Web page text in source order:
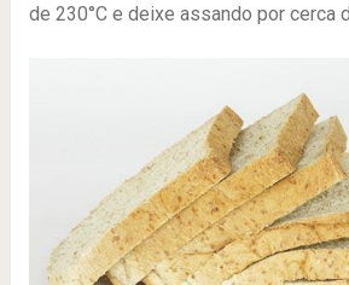
de 230°C e deixe assando por cerca